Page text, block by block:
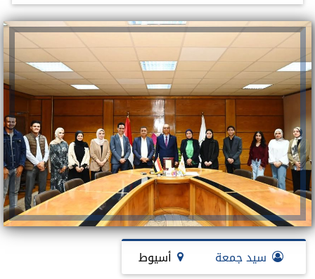
سيد جمعة أسيوط